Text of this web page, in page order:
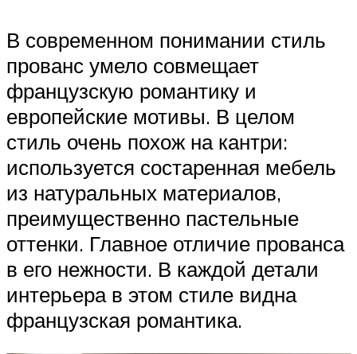
В современном понимании стиль
прованс умело совмещает
французскую романтику и
европейские мотивы. В целом
стиль очень похож на кантри:
используется состаренная мебель
из натуральных материалов,
преимущественно пастельные
оттенки. Главное отличие прованса
в его нежности. В каждой детали
интерьера в этом стиле видна
французская романтика.